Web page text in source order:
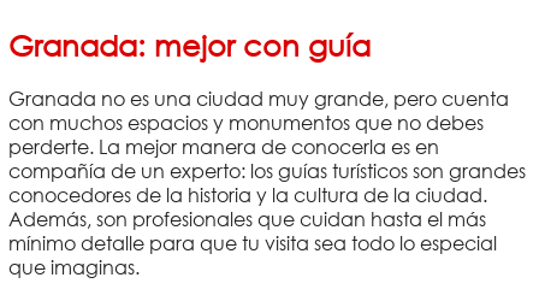
Granada: mejor con guía
Granada no es una ciudad muy grande, pero cuenta
con muchos espacios y monumentos que no debes
perderte. La mejor manera de conocerla es en
compañía de un experto: los guías turísticos son grandes
conocedores de la historia y la cultura de la ciudad.
Además, son profesionales que cuidan hasta el más
mínimo detalle para que tu visita sea todo lo especial
que imaginas.